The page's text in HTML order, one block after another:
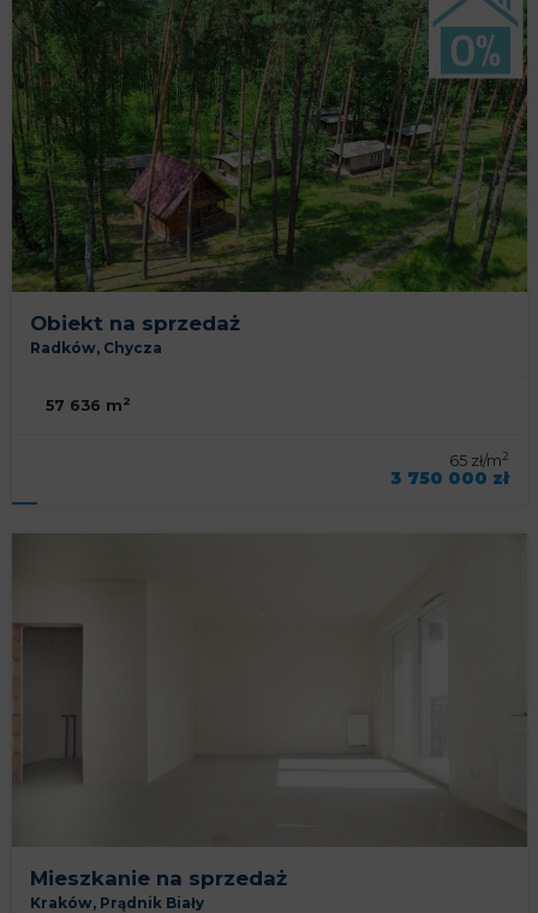
symbol oferty
KNP-MS-92972
Obiekt na sprzedaż
Radków, Chycza
57 636 m2
65 zł/m2
3 750 000 zł
Mieszkanie na sprzedaż
Kraków, Prądnik Biały